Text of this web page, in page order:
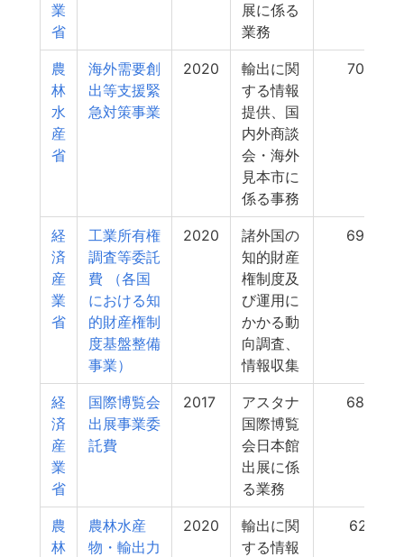
業
省
展に係る
業務
農
林
水
産
省
海外需要創
出等支援緊
急対策事業
2020
輸出に関
する情報
提供、国
内外商談
会・海外
見本市に
係る事務
709
経
済
産
業
省
工業所有権
調査等委託
費 （各国
における知
的財産権制
度基盤整備
事業）
2020
諸外国の
知的財産
権制度及
び運用に
かかる動
向調査、
情報収集
693
経
済
産
業
省
国際博覧会
出展事業委
託費
2017
アスタナ
国際博覧
会日本館
出展に係
る業務
685
農
林
農林水産
物・輸出力
2020
輸出に関
する情報
621